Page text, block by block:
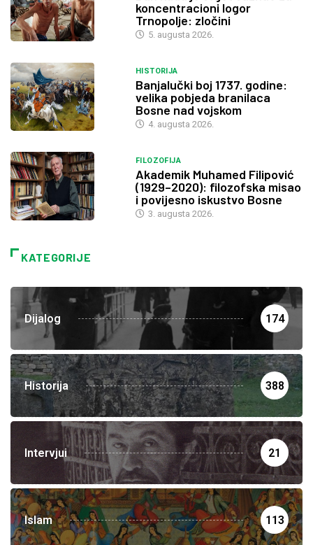
koncentracioni logor
Trnopolje: zločini
5. augusta 2026.
HISTORIJA
Banjalučki boj 1737. godine:
velika pobjeda branilaca
Bosne nad vojskom
4. augusta 2026.
FILOZOFIJA
Akademik Muhamed Filipović
(1929–2020): filozofska misao
i povijesno iskustvo Bosne
3. augusta 2026.
KATEGORIJE
Dijalog 174
Historija 388
Intervjui 21
Islam 113